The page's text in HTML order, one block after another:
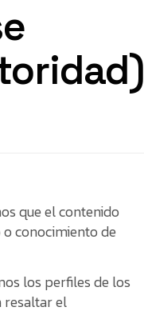
que el contenido
conocimiento de
los perfiles de los
resaltar el